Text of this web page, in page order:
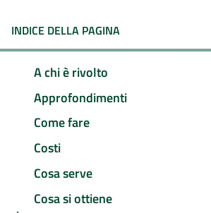
INDICE DELLA PAGINA
A chi è rivolto
Approfondimenti
Come fare
Costi
Cosa serve
Cosa si ottiene